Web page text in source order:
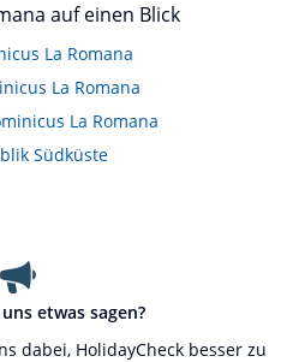
auf einen Blick
La Romana
La Romana
La Romana
Südküste
etwas sagen?
dabei, HolidayCheck besser zu